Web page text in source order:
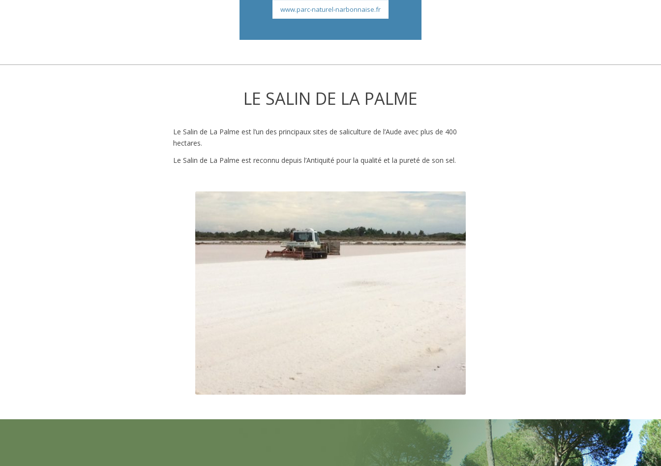
www.parc-naturel-narbonnaise.fr
LE SALIN DE LA PALME
Le Salin de La Palme est l’un des principaux sites de saliculture de l’Aude avec plus de 400
hectares.
Le Salin de La Palme est reconnu depuis l’Antiquité pour la qualité et la pureté de son sel.